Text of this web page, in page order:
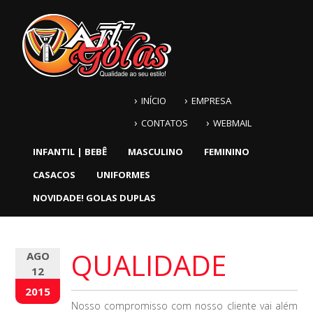
INÍCIO
EMPRESA
CONTATOS
WEBMAIL
INFANTIL | BEBÊ MASCULINO
FEMININO
CASACOS
UNIFORMES
NOVIDADE! GOLAS DUPLAS
AGO
12
2015
QUALIDADE
Nosso compromisso com nosso cliente vai além